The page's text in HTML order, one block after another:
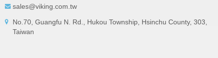
sales@viking.com.tw
No.70, Guangfu N. Rd., Hukou Township, Hsinchu County, 303,
Taiwan